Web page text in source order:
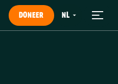
DONEER